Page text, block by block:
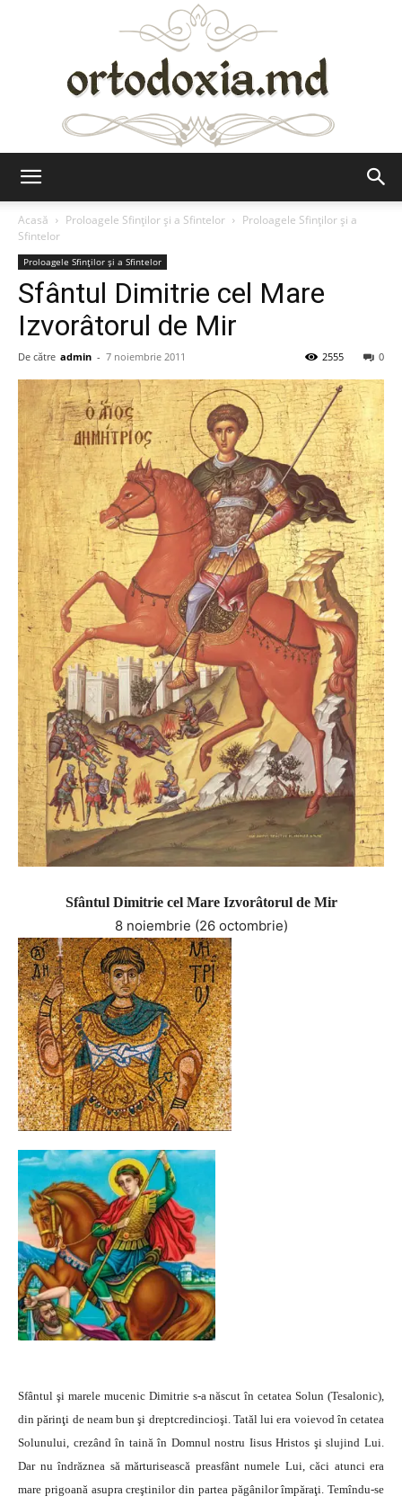
Acasă
Proloagele Sfinților și a Sfintelor
Proloagele Sfinților și a
Sfintelor
Proloagele Sfinților și a Sfintelor
Sfântul Dimitrie cel Mare
Izvorâtorul de Mir
De către admin - 7 noiembrie 2011 0
2555
Sfântul Dimitrie cel Mare Izvorâtorul de Mir
8 noiembrie (26 octombrie)
Sfântul şi marele mucenic Dimitrie s-a născut în cetatea Solun (Tesalonic),
din părinţi de neam bun şi dreptcredincioşi. Tatăl lui era voievod în cetatea
Solunului, crezând în taină în Domnul nostru Iisus Hristos şi slujind Lui.
Dar nu îndrăznea să mărturisească preasfânt numele Lui, căci atunci era
mare prigoană asupra creştinilor din partea păgânilor împăraţi. Temîndu-se